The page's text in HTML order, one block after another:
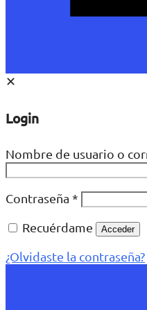
✕
Login
Nombre de usuario o
Contraseña *
Recuérdame
Acceder
¿Olvidaste la contraseña?